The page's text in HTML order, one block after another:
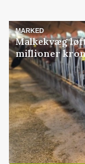
MARKED
Malkekvæg
millioner